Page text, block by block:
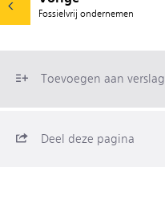
Fossielvrij ondernemen
Toevoegen aan verslag
Deel deze pagina